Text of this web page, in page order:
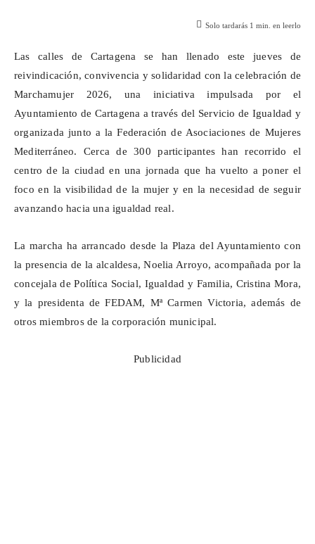
Solo tardarás 1 min. en leerlo
Las calles de Cartagena se han llenado este jueves de
reivindicación, convivencia y solidaridad con la celebración de
Marchamujer 2026, una iniciativa impulsada por el
Ayuntamiento de Cartagena a través del Servicio de Igualdad y
organizada junto a la Federación de Asociaciones de Mujeres
Mediterráneo. Cerca de 300 participantes han recorrido el
centro de la ciudad en una jornada que ha vuelto a poner el
foco en la visibilidad de la mujer y en la necesidad de seguir
avanzando hacia una igualdad real.
La marcha ha arrancado desde la Plaza del Ayuntamiento con
la presencia de la alcaldesa, Noelia Arroyo, acompañada por la
concejala de Política Social, Igualdad y Familia, Cristina Mora,
y la presidenta de FEDAM, Mª Carmen Victoria, además de
otros miembros de la corporación municipal.
Publicidad